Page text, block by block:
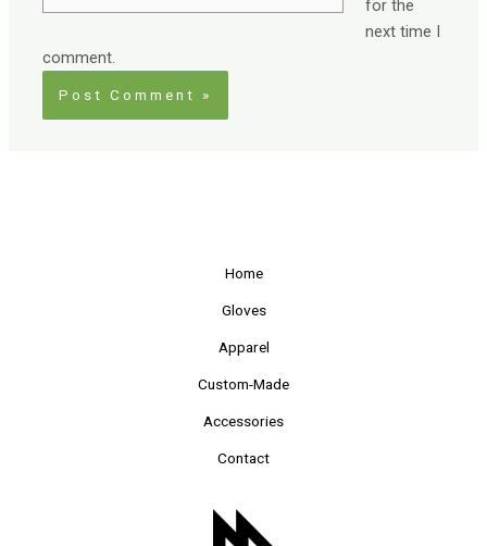
for the
next time I
comment.
Home
Gloves
Apparel
Custom-Made
Accessories
Contact